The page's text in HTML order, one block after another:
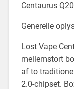
Centaurus
Generelle
Lost Vape
mellemstort
af to
2.0-chipset.